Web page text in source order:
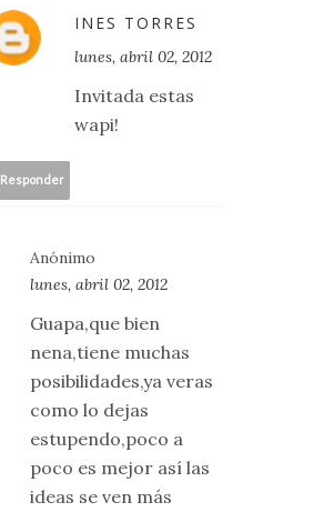
INES TORRES
lunes, abril 02, 2012
Invitada estas
wapi!
Responder
Anónimo
lunes, abril 02, 2012
Guapa,que bien
nena,tiene muchas
posibilidades,ya veras
como lo dejas
estupendo,poco a
poco es mejor así las
ideas se ven más